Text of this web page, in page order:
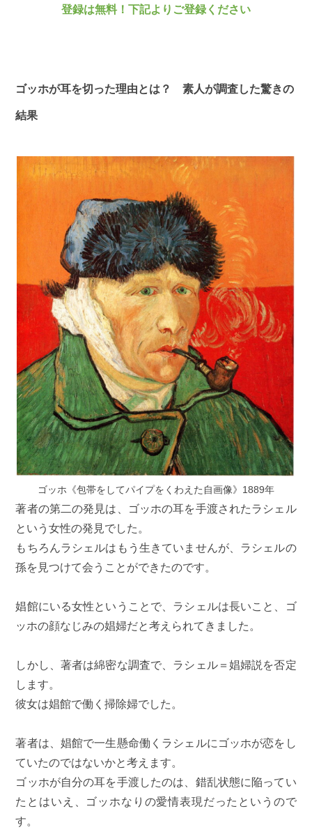
登録は無料！下記よりご登録ください
ゴッホが耳を切った理由とは？ 素人が調査した驚きの
結果
ゴッホ《包帯をしてパイプをくわえた自画像》1889年
著者の第二の発見は、ゴッホの耳を手渡されたラシェル
という女性の発見でした。
もちろんラシェルはもう生きていませんが、ラシェルの
孫を見つけて会うことができたのです。
娼館にいる女性ということで、ラシェルは長いこと、ゴ
ッホの顔なじみの娼婦だと考えられてきました。
しかし、著者は綿密な調査で、ラシェル＝娼婦説を否定
します。
彼女は娼館で働く掃除婦でした。
著者は、娼館で一生懸命働くラシェルにゴッホが恋をし
ていたのではないかと考えます。
ゴッホが自分の耳を手渡したのは、錯乱状態に陥ってい
たとはいえ、ゴッホなりの愛情表現だったというので
す。